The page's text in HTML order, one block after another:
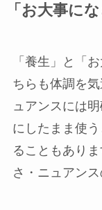
「お大事に
「養生」と「
ちらも体調を
ュアンスには
にしたまま使
ることもあり
さ・ニュアン